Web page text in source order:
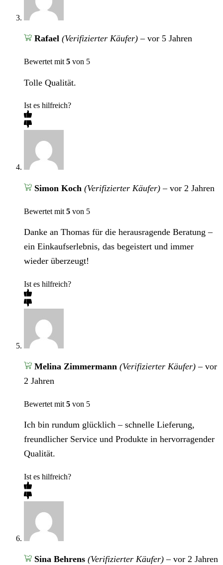
Rafael (Verifizierter Käufer) – vor 5 Jahren
Bewertet mit 5 von 5
Tolle Qualität.
Ist es hilfreich?
Simon Koch (Verifizierter Käufer) – vor 2 Jahren
Bewertet mit 5 von 5
Danke an Thomas für die herausragende Beratung –
ein Einkaufserlebnis, das begeistert und immer
wieder überzeugt!
Ist es hilfreich?
Melina Zimmermann (Verifizierter Käufer) – vor
2 Jahren
Bewertet mit 5 von 5
Ich bin rundum glücklich – schnelle Lieferung,
freundlicher Service und Produkte in hervorragender
Qualität.
Ist es hilfreich?
Sina Behrens (Verifizierter Käufer) – vor 2 Jahren